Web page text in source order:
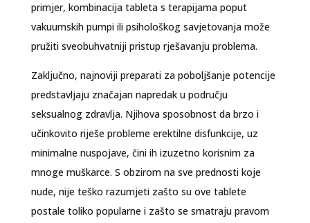
primjer, kombinacija tableta s terapijama poput
vakuumskih pumpi ili psihološkog savjetovanja može
pružiti sveobuhvatniji pristup rješavanju problema.
Zaključno, najnoviji preparati za poboljšanje potencije
predstavljaju značajan napredak u području
seksualnog zdravlja. Njihova sposobnost da brzo i
učinkovito riješe probleme erektilne disfunkcije, uz
minimalne nuspojave, čini ih izuzetno korisnim za
mnoge muškarce. S obzirom na sve prednosti koje
nude, nije teško razumjeti zašto su ove tablete
postale toliko popularne i zašto se smatraju pravom